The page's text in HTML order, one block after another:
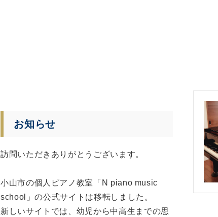
お知らせ
訪問いただきありがとうございます。
小山市の個人ピアノ教室「N piano music
school」の公式サイトは移転しました。
新しいサイトでは、幼児から中高生までの思